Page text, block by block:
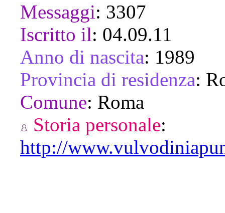
Messaggi: 3307
Iscritto il: 04.09.11
Anno di nascita: 1989
Provincia di residenza:
Comune: Roma
Storia personale:
http://